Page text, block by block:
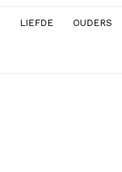
LIEFDE OUDERS